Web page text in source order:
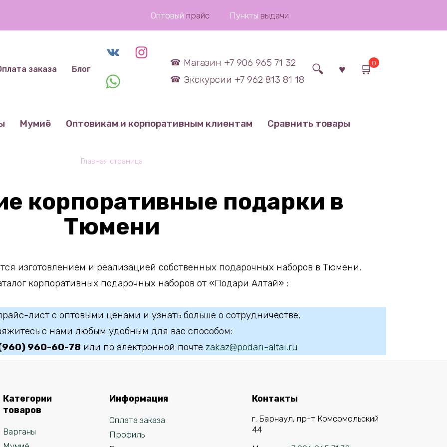
Оптовый прайс Пункты выдачи
заказа Блог
Магазин +7 906 965 71 32
Экскурсии +7 962 813 81 18
0
Мумиё Оптовикам и корпоративным клиентам Сравнить товары
Главная страница
корпоративные подарки в
Тюмени
изготовлением и реализацией собственных подарочных наборов в Тюмени.
корпоративных подарочных наборов от «Подари Алтай» :
лист с оптовыми ценами и узнать больше о сотрудничестве,
с нами любым удобным для вас способом:
960-60-78 или по электронной почте zakaz@podari-altai.ru
Категории
товаров
Варганы
Информация
Оплата заказа
Профиль
Контакты
г. Барнаул, пр-т Комсомольский
44